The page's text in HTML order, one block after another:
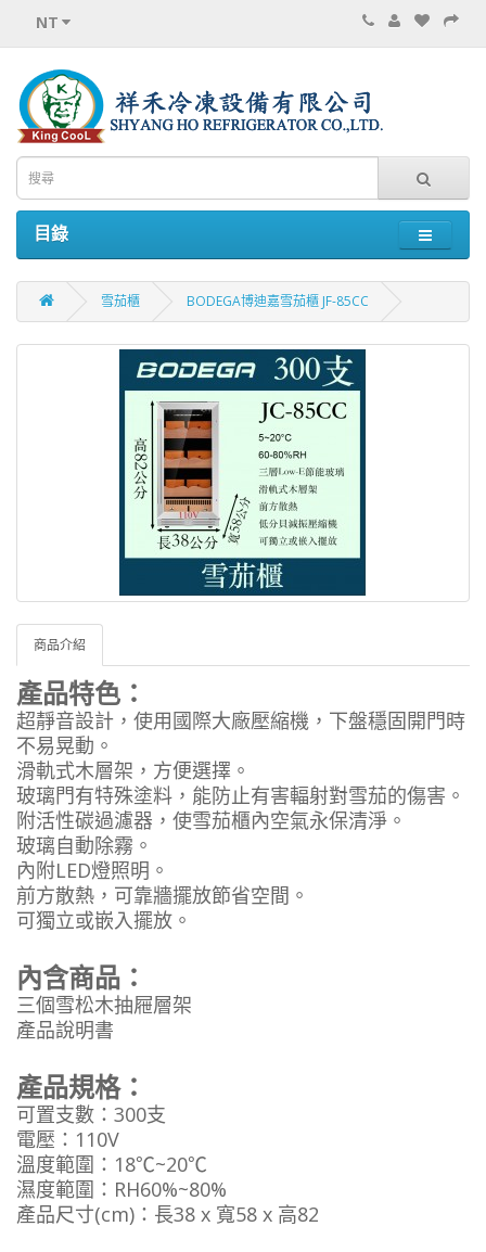
NT
目錄
雪茄櫃 BODEGA博迪嘉雪茄櫃 JF-85CC
商品介紹
產品特色：
超靜音設計，使用國際大廠壓縮機，下盤穩固開門時
不易晃動。
滑軌式木層架，方便選擇。
玻璃門有特殊塗料，能防止有害輻射對雪茄的傷害。
附活性碳過濾器，使雪茄櫃內空氣永保清淨。
玻璃自動除霧。
內附LED燈照明。
前方散熱，可靠牆擺放節省空間。
可獨立或嵌入擺放。
內含商品：
三個雪松木抽屜層架
產品說明書
產品規格：
可置支數：300支
電壓：110V
溫度範圍：18℃~20℃
濕度範圍：RH60%~80%
產品尺寸(cm)：長38 x 寬58 x 高82